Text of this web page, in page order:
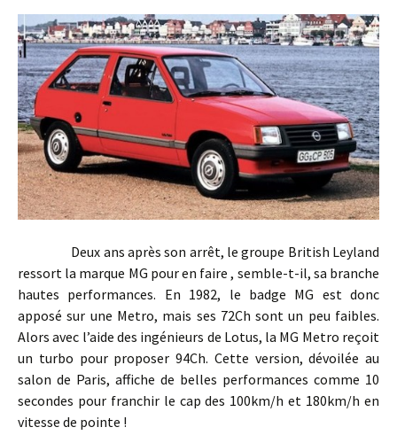
Deux ans après son arrêt, le groupe British Leyland
ressort la marque MG pour en faire , semble-t-il, sa branche
hautes performances. En 1982, le badge MG est donc
apposé sur une Metro, mais ses 72Ch sont un peu faibles.
Alors avec l’aide des ingénieurs de Lotus, la MG Metro reçoit
un turbo pour proposer 94Ch. Cette version, dévoilée au
salon de Paris, affiche de belles performances comme 10
secondes pour franchir le cap des 100km/h et 180km/h en
vitesse de pointe !